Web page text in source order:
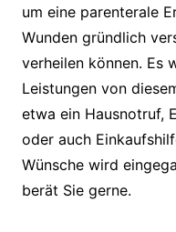
um eine parenterale
Wunden gründlich
verheilen können. Es
Leistungen von
etwa ein Hausnotruf,
oder auch
Wünsche wird
berät Sie gerne.